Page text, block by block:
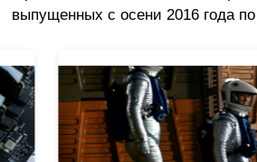
выпущенных с осени 2016 года по